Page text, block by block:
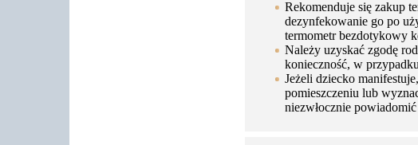
Rekomenduje się zakup
dezynfekowanie go po
termometr bezdotykowy
Należy uzyskać zgodę
konieczność, w
Jeżeli dziecko
pomieszczeniu lub
niezwłocznie